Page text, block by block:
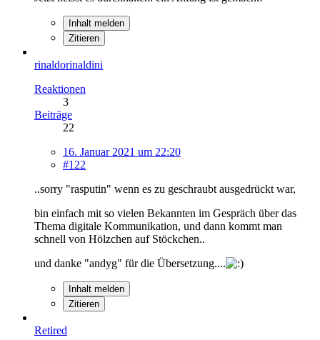
Inhalt melden
Zitieren
rinaldorinaldini
Reaktionen
3
Beiträge
22
16. Januar 2021 um 22:20
#122
..sorry "rasputin" wenn es zu geschraubt ausgedrückt war,
bin einfach mit so vielen Bekannten im Gespräch über das
Thema digitale Kommunikation, und dann kommt man
schnell von Hölzchen auf Stöckchen..
und danke "andyg" für die Übersetzung....
Inhalt melden
Zitieren
Retired